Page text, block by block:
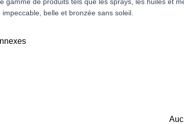
belle et bronzée sans soleil.